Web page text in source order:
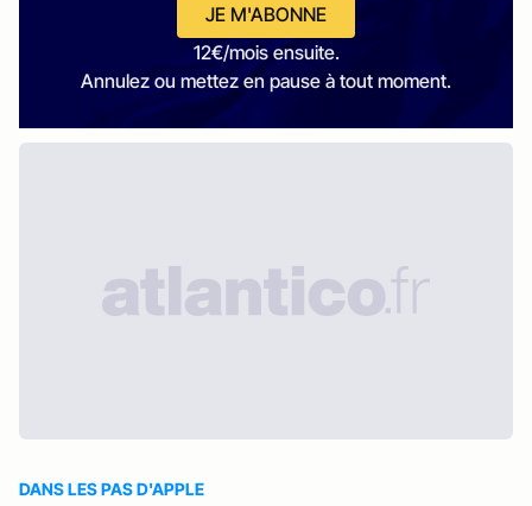
JE M'ABONNE
12€/mois ensuite.
Annulez ou mettez en pause à tout moment.
DANS LES PAS D'APPLE